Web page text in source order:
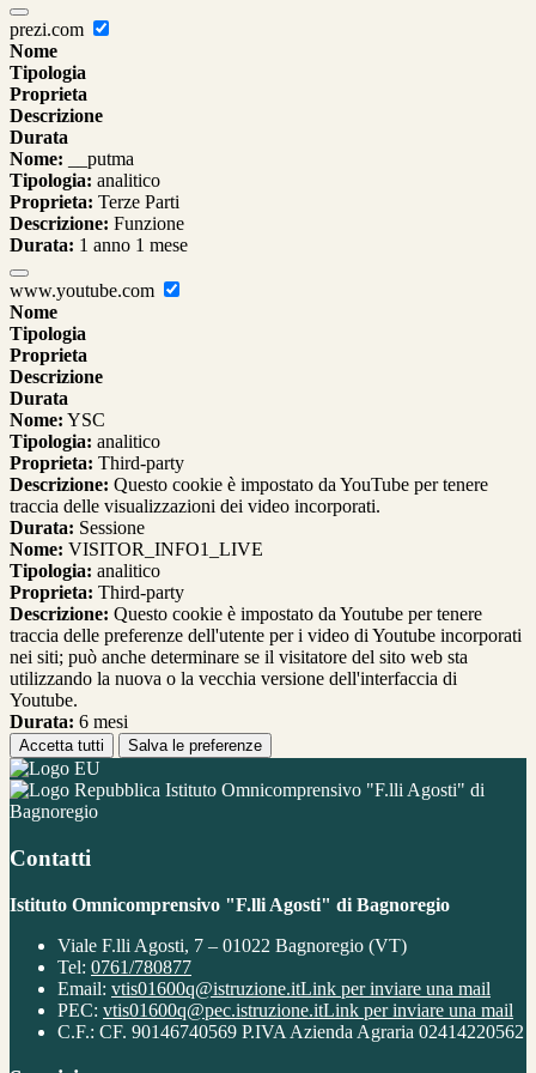
prezi.com
Nome
Tipologia
Proprieta
Descrizione
Durata
Nome: __putma
Tipologia: analitico
Proprieta: Terze Parti
Descrizione: Funzione
Durata: 1 anno 1 mese
www.youtube.com
Nome
Tipologia
Proprieta
Descrizione
Durata
Nome: YSC
Tipologia: analitico
Proprieta: Third-party
Descrizione: Questo cookie è impostato da YouTube per tenere
traccia delle visualizzazioni dei video incorporati.
Durata: Sessione
Nome: VISITOR_INFO1_LIVE
Tipologia: analitico
Proprieta: Third-party
Descrizione: Questo cookie è impostato da Youtube per tenere
traccia delle preferenze dell'utente per i video di Youtube incorporati
nei siti; può anche determinare se il visitatore del sito web sta
utilizzando la nuova o la vecchia versione dell'interfaccia di
Youtube.
Durata: 6 mesi
Accetta tutti Salva le preferenze
Istituto Omnicomprensivo "F.lli Agosti" di
Bagnoregio
Contatti
Istituto Omnicomprensivo "F.lli Agosti" di Bagnoregio
Viale F.lli Agosti, 7 – 01022 Bagnoregio (VT)
Tel: 0761/780877
Email: vtis01600q@istruzione.itLink per inviare una mail
PEC: vtis01600q@pec.istruzione.itLink per inviare una mail
C.F.: CF. 90146740569 P.IVA Azienda Agraria 02414220562